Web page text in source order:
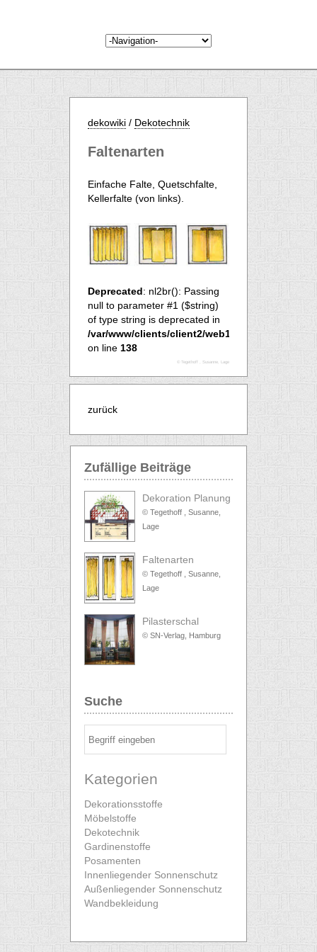
dekowiki / Dekotechnik
Faltenarten
Einfache Falte, Quetschfalte,
Kellerfalte (von links).
Deprecated: nl2br(): Passing
null to parameter #1 ($string)
of type string is deprecated in
/var/www/clients/client2/web15/web/begriff.php
on line 138
© Tegethoff , Susanne, Lage
zurück
Zufällige Beiträge
Dekoration Planung
© Tegethoff , Susanne,
Lage
Faltenarten
© Tegethoff , Susanne,
Lage
Pilasterschal
© SN-Verlag, Hamburg
Suche
Kategorien
Dekorationsstoffe
Möbelstoffe
Dekotechnik
Gardinenstoffe
Posamenten
Innenliegender Sonnenschutz
Außenliegender Sonnenschutz
Wandbekleidung